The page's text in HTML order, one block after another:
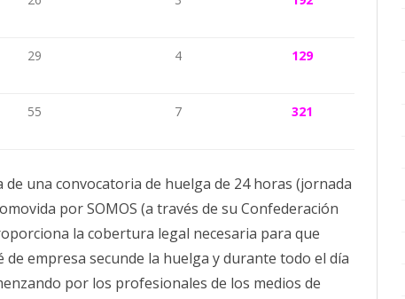
29 4 129
55 7 321
una convocatoria de huelga de 24 horas (jornada
por SOMOS (a través de su Confederación
la cobertura legal necesaria para que
empresa secunde la huelga y durante todo el día
por los profesionales de los medios de